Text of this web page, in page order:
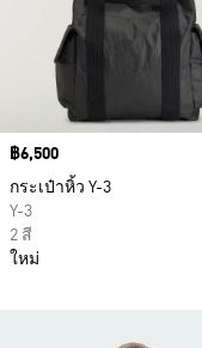
Price
฿6,500
กระเป๋าหิ้ว Y-3
Y-3
2 สี
ใหม่